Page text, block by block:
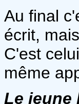
Au final
écrit,
C'est
même
Le jeune